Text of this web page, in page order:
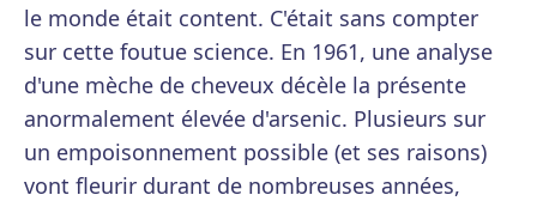
le monde était content. C'était sans compter
sur cette foutue science. En 1961, une analyse
d'une mèche de cheveux décèle la présente
anormalement élevée d'arsenic. Plusieurs sur
un empoisonnement possible (et ses raisons)
vont fleurir durant de nombreuses années,